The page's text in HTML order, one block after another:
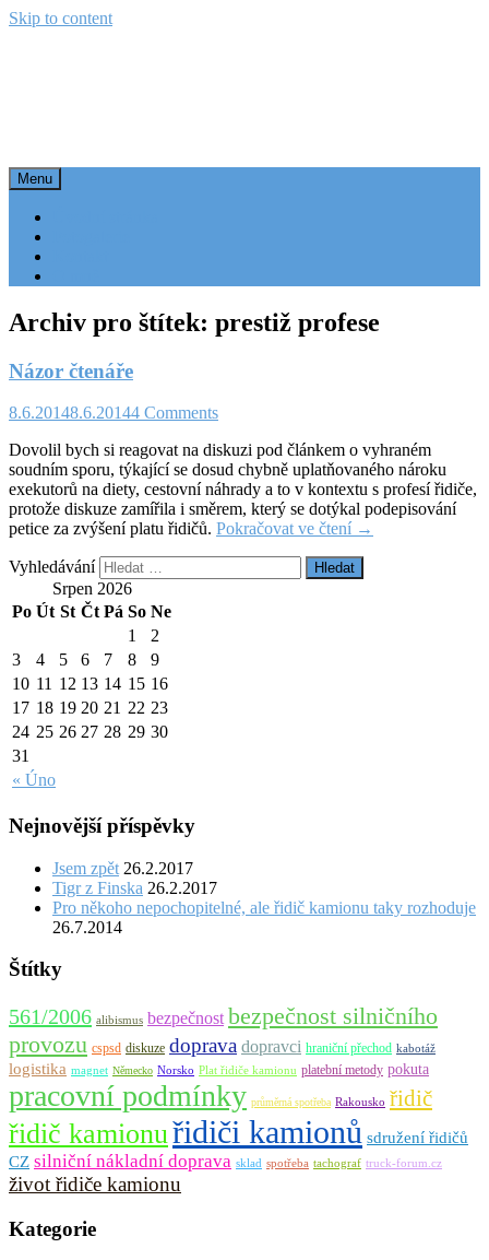
Skip to content
Menu
Archiv pro štítek: prestiž profese
Názor čtenáře
8.6.20148.6.20144 Comments
Dovolil bych si reagovat na diskuzi pod článkem o vyhraném
soudním sporu, týkající se dosud chybně uplatňovaného nároku
exekutorů na diety, cestovní náhrady a to v kontextu s profesí řidiče,
protože diskuze zamířila i směrem, který se dotýkal podepisování
petice za zvýšení platu řidičů. Pokračovat ve čtení →
Vyhledávání
Srpen 2026
Po Út St Čt Pá So Ne
« Úno
1
2
3
4 5 6 7 8
9
10 11 12 13 14 15 16
17 18 19 20 21 22 23
24 25 26 27 28 29 30
31
Nejnovější příspěvky
Jsem zpět 26.2.2017
Tigr z Finska 26.2.2017
Pro někoho nepochopitelné, ale řidič kamionu taky rozhoduje
26.7.2014
Štítky
561/2006 alibismus bezpečnost bezpečnost silničního
provozu cspsd diskuze doprava dopravci hraniční přechod kabotáž
logistika magnet Německo Norsko Plat řidiče kamionu platební metody pokuta
pracovní podmínky průměrná spotřeba Rakousko řidič
řidič kamionuřidiči kamionů sdružení řidičů
CZ silniční nákladní doprava sklad spotřeba tachograf truck-forum.cz
život řidiče kamionu
Kategorie